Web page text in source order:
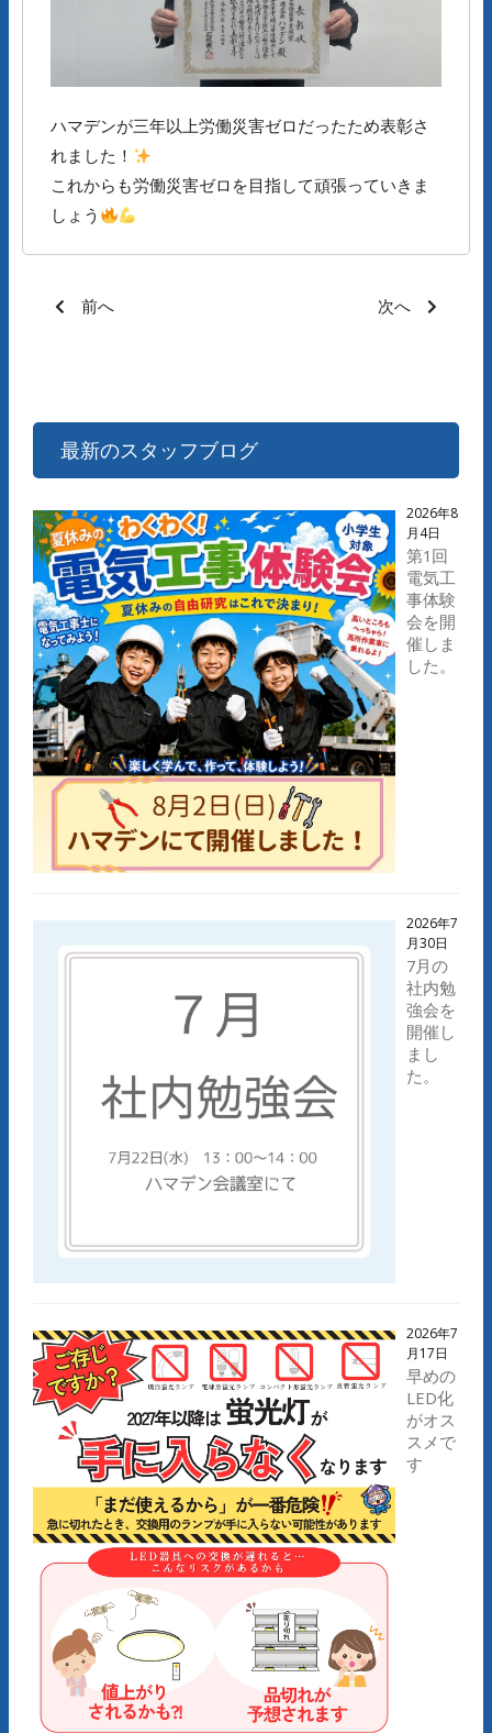
ハマデンが三年以上労働災害ゼロだったため表彰さ
れました！
これからも労働災害ゼロを目指して頑張っていきま
しょう
前へ 次へ
最新のスタッフブログ
2026年8
月4日
第1回
電気工
事体験
会を開
催しま
した。
2026年7
月30日
7月の
社内勉
強会を
開催し
まし
た。
2026年7
月17日
早めの
LED化
がオス
スメで
す